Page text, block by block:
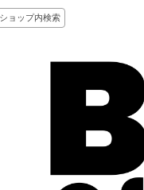
ショップ内検索